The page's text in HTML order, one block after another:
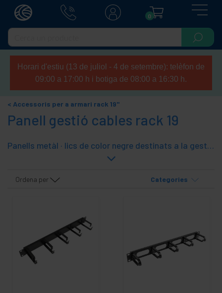
0
Horari d'estiu (13 de juliol - 4 de setembre): telèfon de
09:00 a 17:00 h i botiga de 08:00 a 16:30 h.
Accessoris per a armari rack 19"
Panell gestió cables rack 19
Panells metàl · lics de color negre destinats a la gestió i organització del cablejat d'un armari rack de 19" .
Ordena per Categories